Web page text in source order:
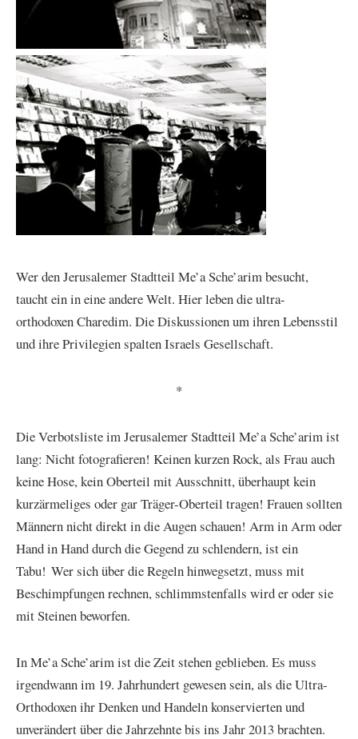
Wer den Jerusalemer Stadtteil Me’a Sche’arim besucht,
taucht ein in eine andere Welt. Hier leben die ultra-
orthodoxen Charedim. Die Diskussionen um ihren Lebensstil
und ihre Privilegien spalten Israels Gesellschaft.
*
Die Verbotsliste im Jerusalemer Stadtteil Me’a Sche’arim ist
lang: Nicht fotografieren! Keinen kurzen Rock, als Frau auch
keine Hose, kein Oberteil mit Ausschnitt, überhaupt kein
kurzärmeliges oder gar Träger-Oberteil tragen! Frauen sollten
Männern nicht direkt in die Augen schauen! Arm in Arm oder
Hand in Hand durch die Gegend zu schlendern, ist ein
Tabu! Wer sich über die Regeln hinwegsetzt, muss mit
Beschimpfungen rechnen, schlimmstenfalls wird er oder sie
mit Steinen beworfen.
In Me’a Sche’arim ist die Zeit stehen geblieben. Es muss
irgendwann im 19. Jahrhundert gewesen sein, als die Ultra-
Orthodoxen ihr Denken und Handeln konservierten und
unverändert über die Jahrzehnte bis ins Jahr 2013 brachten.